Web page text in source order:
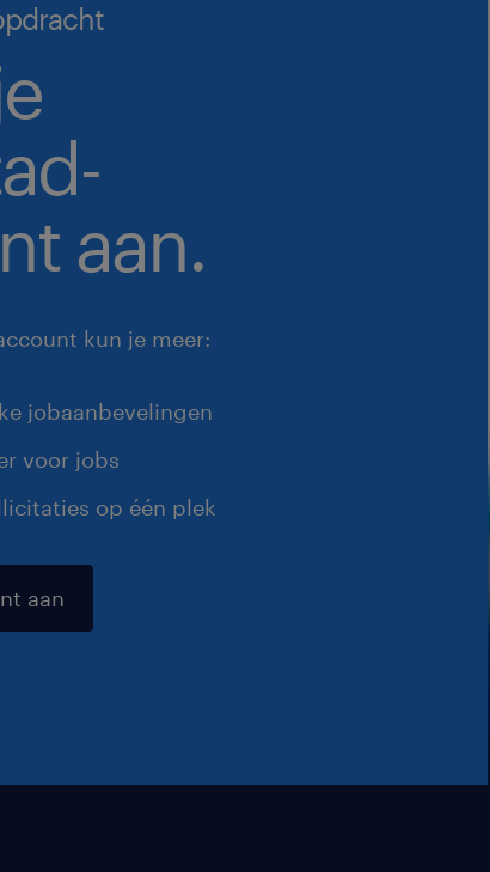
aan.
kun je meer:
jobaanbevelingen
voor jobs
op één plek
aan